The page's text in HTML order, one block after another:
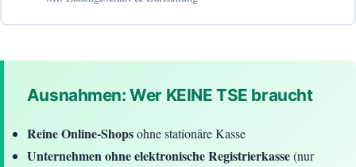
Ausnahmen: Wer KEINE TSE braucht
Reine Online-Shopsohne stationäre Kasse
Unternehmen ohne elektronische Registrierkasse(nur